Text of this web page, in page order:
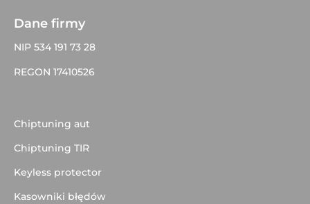
Dane firmy
NIP 534 191 73 28
REGON 17410526
Chiptuning aut
Chiptuning TIR
Keyless protector
Kasowniki błędów